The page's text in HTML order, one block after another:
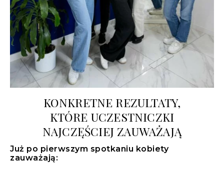
KONKRETNE REZULTATY,
KTÓRE UCZESTNICZKI
NAJCZĘŚCIEJ ZAUWAŻAJĄ
Już po pierwszym spotkaniu kobiety
zauważają: